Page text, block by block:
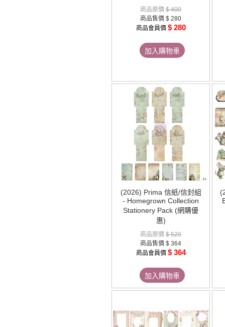
商品原價 $ 400
商品售價 $ 280
商品會員價 $ 280
加入購物車
(2026) Prima 信紙/信封組
- Homegrown Collection
Stationery Pack (網購優
惠)
商品原價 $ 520
商品售價 $ 364
商品會員價 $ 364
加入購物車